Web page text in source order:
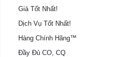
Giá Tốt Nhất!
Dịch Vụ Tốt Nhất!
Hàng Chính Hãng™
Đầy Đủ CO, CQ